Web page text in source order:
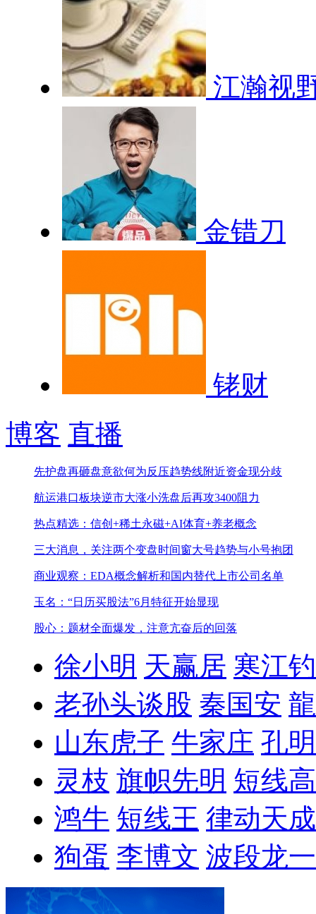
江瀚视
金错刀
铑财
博客 直播
先护盘再砸盘意欲何为反压趋势线附近资金现分歧
航运港口板块逆市大涨小洗盘后再攻3400阻力
热点精选：信创+稀土永磁+AI体育+养老概念
三大消息，关注两个变盘时间窗大号趋势与小号抱团
商业观察：EDA概念解析和国内替代上市公司名单
玉名：“日历买股法”6月特征开始显现
股心：题材全面爆发，注意亢奋后的回落
徐小明 天赢居 寒江
老孙头谈股 秦国安
山东虎子 牛家庄 孔
灵枝 旗帜先明 短线
鸿牛 短线王 律动天成
狗蛋 李博文 波段龙一